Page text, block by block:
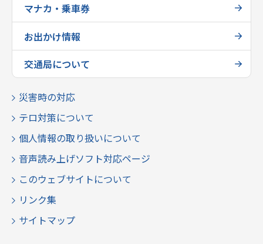
マナカ・乗車券
お出かけ情報
交通局について
災害時の対応
テロ対策について
個人情報の取り扱いについて
音声読み上げソフト対応ページ
このウェブサイトについて
リンク集
サイトマップ